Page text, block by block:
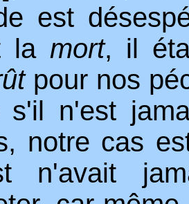
est
la mort, il
pour nos
s'il n'est
notre cas
n'avait